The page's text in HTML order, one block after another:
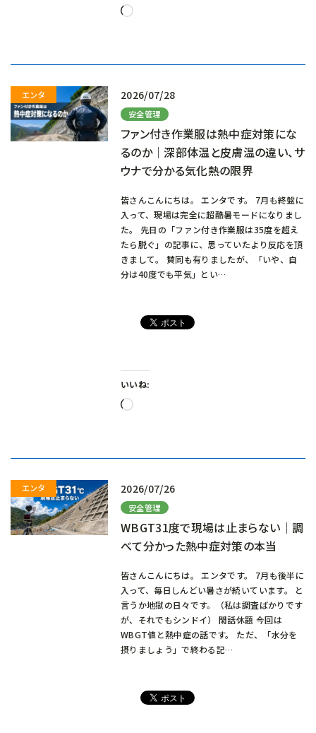
読
2026/07/28
安全管理
ファン付き作業服は熱中症対策にな
るのか｜深部体温と皮膚温の違い、サ
ウナで分かる気化熱の限界
皆さんこんにちは。 エンタです。 7月も終盤に
入って、現場は完全に超酷暑モードになりまし
た。 先日の「ファン付き作業服は35度を超え
たら脱ぐ」の記事に、思っていたより反応を頂
きまして。 賛同も有りましたが、「いや、自
分は40度でも平気」とい…
いいね:
読
2026/07/26
安全管理
WBGT31度で現場は止まらない｜調
べて分かった熱中症対策の本当
皆さんこんにちは。 エンタです。 7月も後半に
入って、毎日しんどい暑さが続いています。 と
言うか地獄の日々です。（私は調査ばかりです
が、それでもシンドイ） 閑話休題 今回は
WBGT値と熱中症の話です。 ただ、「水分を
摂りましょう」で終わる記…